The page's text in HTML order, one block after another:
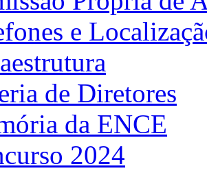
e
de Diretores
da ENCE
2024